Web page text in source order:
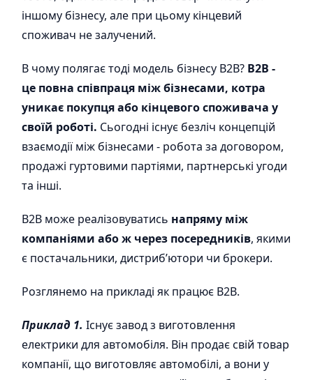
іншому бізнесу, але при цьому кінцевий
споживач не залучений.
В чому полягає тоді модель бізнесу B2B? B2B -
це повна співпраця між бізнесами, котра
уникає покупця або кінцевого споживача у
своїй роботі. Сьогодні існує безліч концепцій
взаємодії між бізнесами - робота за договором,
продажі гуртовими партіями, партнерські угоди
та інші.
B2B може реалізовуватись напряму між
компаніями або ж через посередників, якими
є постачальники, дистриб’ютори чи брокери.
Розглянемо на прикладі як працює B2B.
Приклад 1. Існує завод з виготовлення
електрики для автомобіля. Він продає свій товар
компанії, що виготовляє автомобілі, а вони у